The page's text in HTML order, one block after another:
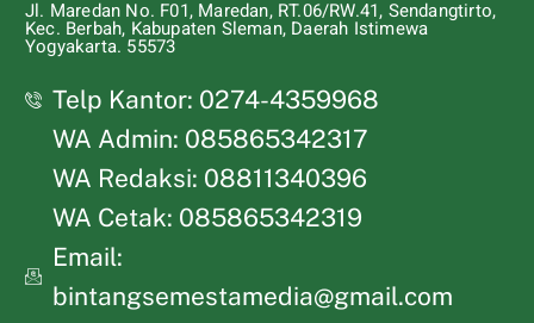
Jl. Maredan No. F01, Maredan, RT.06/RW.41, Sendangtirto,
Kec. Berbah, Kabupaten Sleman, Daerah Istimewa
Yogyakarta. 55573
Telp Kantor: 0274-4359968
WA Admin: 085865342317
WA Redaksi: 08811340396
WA Cetak: 085865342319
Email:
bintangsemestamedia@gmail.com